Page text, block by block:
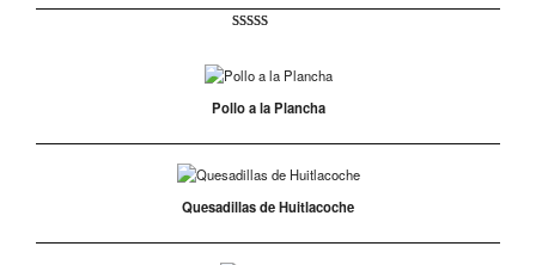
basado en
puntuación
Pollo a la Plancha
Quesadillas de Huitlacoche